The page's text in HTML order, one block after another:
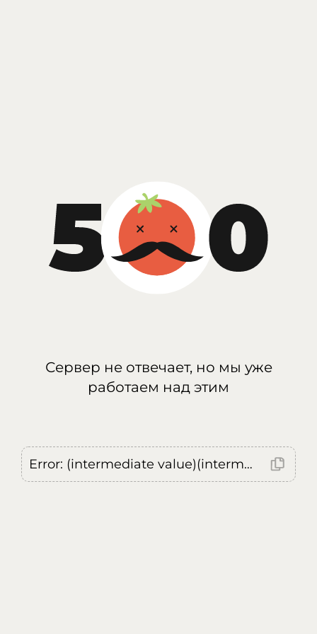
Сервер не отвечает, но мы уже
работаем над этим
Error: (intermediate value)(intermediate value)(intermediate value).replaceAll is not a function